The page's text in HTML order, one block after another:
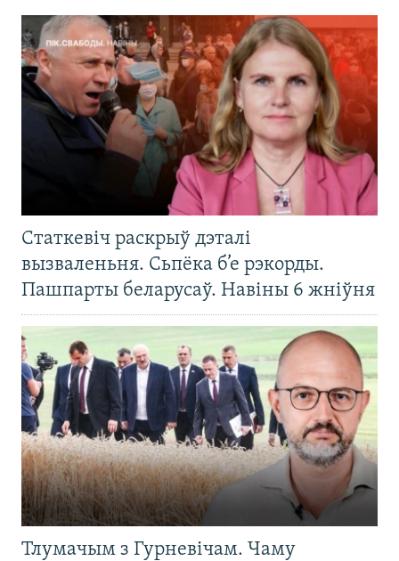
Статкевіч раскрыў дэталі
вызваленьня. Сьпёка б’е рэкорды.
Пашпарты беларусаў. Навіны 6 жніўня
Тлумачым з Гурневічам. Чаму